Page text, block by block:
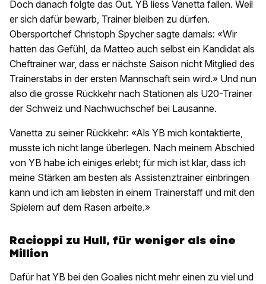
Doch danach folgte das Out. YB liess Vanetta fallen. Weil
er sich dafür bewarb, Trainer bleiben zu dürfen.
Obersportchef Christoph Spycher sagte damals: «Wir
hatten das Gefühl, da Matteo auch selbst ein Kandidat als
Cheftrainer war, dass er nächste Saison nicht Mitglied des
Trainerstabs in der ersten Mannschaft sein wird.» Und nun
also die grosse Rückkehr nach Stationen als U20-Trainer
der Schweiz und Nachwuchschef bei Lausanne.
Vanetta zu seiner Rückkehr: «Als YB mich kontaktierte,
musste ich nicht lange überlegen. Nach meinem Abschied
von YB habe ich einiges erlebt; für mich ist klar, dass ich
meine Stärken am besten als Assistenztrainer einbringen
kann und ich am liebsten in einem Trainerstaff und mit den
Spielern auf dem Rasen arbeite.»
Racioppi zu Hull, für weniger als eine
Million
Dafür hat YB bei den Goalies nicht mehr einen zu viel und